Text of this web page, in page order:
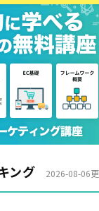
ング 2026-08-06